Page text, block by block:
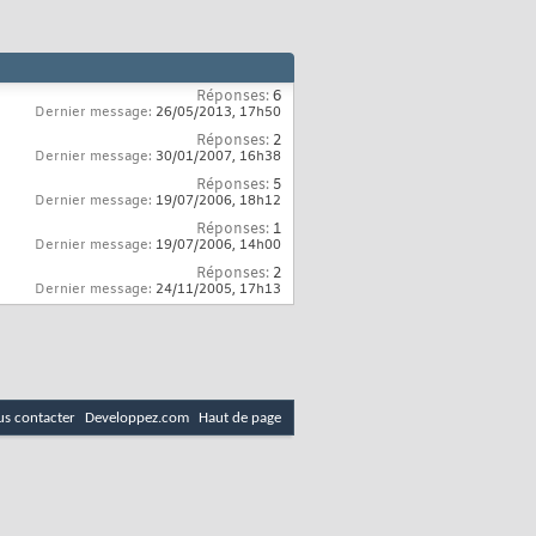
Réponses:6
Dernier message: 26/05/2013, 17h50
Réponses: 2
Dernier message: 30/01/2007, 16h38
Réponses: 5
Dernier message: 19/07/2006, 18h12
Réponses: 1
Dernier message: 19/07/2006, 14h00
Réponses: 2
Dernier message: 24/11/2005, 17h13
contacter Developpez.com Haut de page